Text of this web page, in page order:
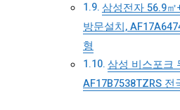
삼성전자 56.9
방문설치,
형
삼성 비스포크
AF17B7538TZRS